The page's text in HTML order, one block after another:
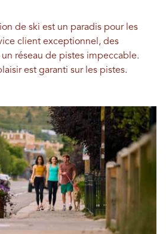
de ski est un paradis pour les
client exceptionnel, des
réseau de pistes impeccable.
est garanti sur les pistes.